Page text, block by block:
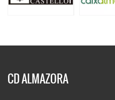
CD ALMAZORA